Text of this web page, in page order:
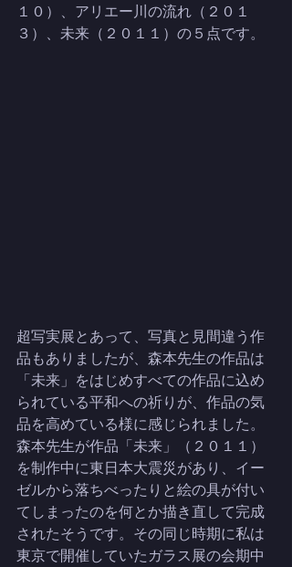
１０）、アリエー川の流れ（２０１
３）、未来（２０１１）の５点です。
超写実展とあって、写真と見間違う作
品もありましたが、森本先生の作品は
「未来」をはじめすべての作品に込め
られている平和への祈りが、作品の気
品を高めている様に感じられました。
森本先生が作品「未来」（２０１１）
を制作中に東日本大震災があり、イー
ゼルから落ちべったりと絵の具が付い
てしまったのを何とか描き直して完成
されたそうです。その同じ時期に私は
東京で開催していたガラス展の会期中